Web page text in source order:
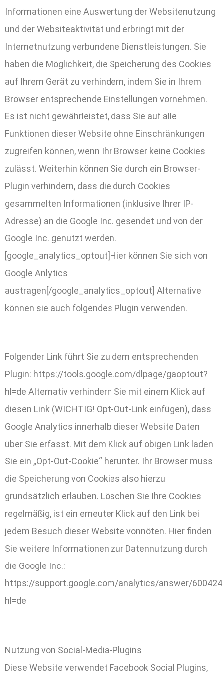
Informationen eine Auswertung der Websitenutzung
und der Websiteaktivität und erbringt mit der
Internetnutzung verbundene Dienstleistungen. Sie
haben die Möglichkeit, die Speicherung des Cookies
auf Ihrem Gerät zu verhindern, indem Sie in Ihrem
Browser entsprechende Einstellungen vornehmen.
Es ist nicht gewährleistet, dass Sie auf alle
Funktionen dieser Website ohne Einschränkungen
zugreifen können, wenn Ihr Browser keine Cookies
zulässt. Weiterhin können Sie durch ein Browser-
Plugin verhindern, dass die durch Cookies
gesammelten Informationen (inklusive Ihrer IP-
Adresse) an die Google Inc. gesendet und von der
Google Inc. genutzt werden.
[google_analytics_optout]Hier können Sie sich von
Google Anlytics
austragen[/google_analytics_optout] Alternative
können sie auch folgendes Plugin verwenden.
Folgender Link führt Sie zu dem entsprechenden
Plugin: https://tools.google.com/dlpage/gaoptout?
hl=de Alternativ verhindern Sie mit einem Klick auf
diesen Link (WICHTIG! Opt-Out-Link einfügen), dass
Google Analytics innerhalb dieser Website Daten
über Sie erfasst. Mit dem Klick auf obigen Link laden
Sie ein „Opt-Out-Cookie“ herunter. Ihr Browser muss
die Speicherung von Cookies also hierzu
grundsätzlich erlauben. Löschen Sie Ihre Cookies
regelmäßig, ist ein erneuter Klick auf den Link bei
jedem Besuch dieser Website vonnöten. Hier finden
Sie weitere Informationen zur Datennutzung durch
die Google Inc.:
https://support.google.com/analytics/answer/
hl=de
Nutzung von Social-Media-Plugins
Diese Website verwendet Facebook Social Plugins,